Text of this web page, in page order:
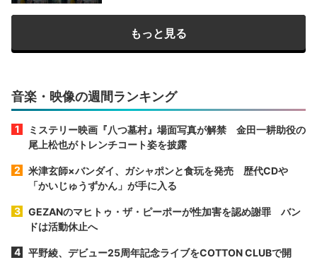
もっと見る
音楽・映像の週間ランキング
ミステリー映画『八つ墓村』場面写真が解禁 金田一耕助役の
尾上松也がトレンチコート姿を披露
米津玄師×バンダイ、ガシャポンと食玩を発売 歴代CDや
「かいじゅうずかん」が手に入る
GEZANのマヒトゥ・ザ・ピーポーが性加害を認め謝罪 バン
ドは活動休止へ
平野綾、デビュー25周年記念ライブをCOTTON CLUBで開